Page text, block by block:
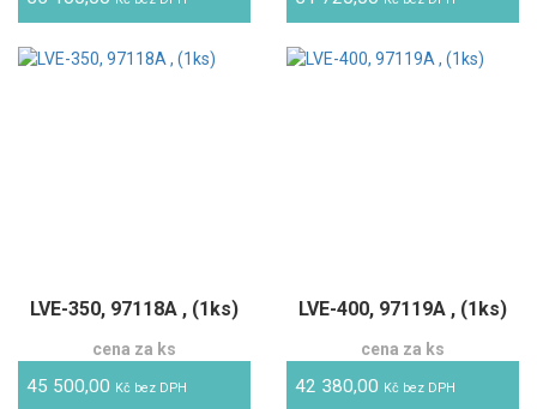
LVE-350, 97118A , (1ks)
cena za ks
45 500,00 Kč bez DPH
LVE-400, 97119A , (1ks)
cena za ks
42 380,00 Kč bez DPH